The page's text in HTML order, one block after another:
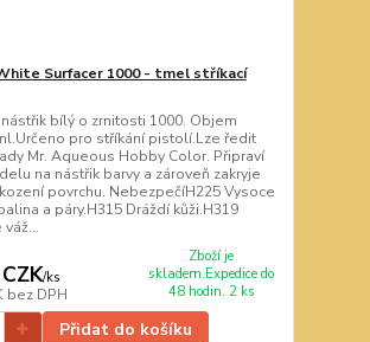
Surfacer 1000 - tmel stříkací
bílý o zrnitosti 1000. Objem
pro stříkání pistolí.Lze ředit
Mr. Aqueous Hobby Color. Připraví
na nástřik barvy a zároveň zakryje
povrchu. NebezpečíH225 Vysoce
a páry.H315 Dráždí kůži.H319
/ks
bez DPH
Zboží je
skladem.Expedice do
48 hodin. 2 ks
Přidat do košíku